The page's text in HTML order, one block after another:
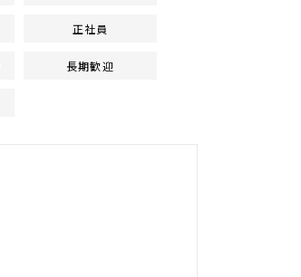
正社員
長期歓迎